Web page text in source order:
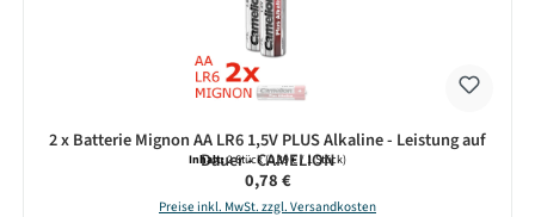
2 x Batterie Mignon AA LR6 1,5V PLUS Alkaline - Leistung auf
Dauer - CAMELION
Inhalt:2 Stück(0,39 € / 1 Stück)
Regulärer Preis:
0,78 €
Preise inkl. MwSt. zzgl. Versandkosten